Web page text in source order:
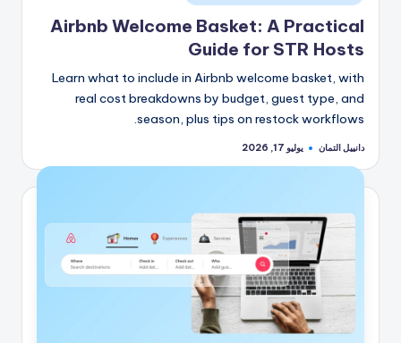
في
Airbnb Welcome Basket: A Practical
Guide for STR Hosts
Learn what to include in Airbnb welcome basket, with
real cost breakdowns by budget, guest type, and
season, plus tips on restock workflows.
تمّ
بواسطة
دانييل التمان يوليو 17, 2026